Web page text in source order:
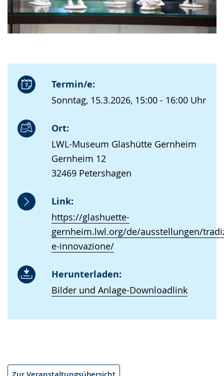
Termin/e:
Sonntag, 15.3.2026, 15:00 - 16:00 Uhr
Ort:
LWL-Museum Glashütte Gernheim
Gernheim 12
32469 Petershagen
Link:
https://glashuette-
gernheim.lwl.org/de/ausstellungen/
e-innovazione/
Herunterladen:
Bilder und Anlage-Downloadlink